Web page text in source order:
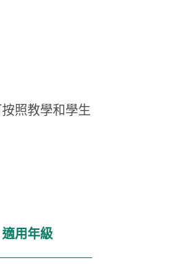
照教學和學生
適用年級